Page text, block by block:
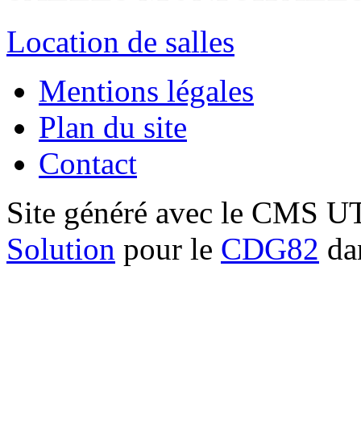
Location de salles
Mentions légales
Plan du site
Contact
Site généré avec le CMS
Solution pour le CDG82